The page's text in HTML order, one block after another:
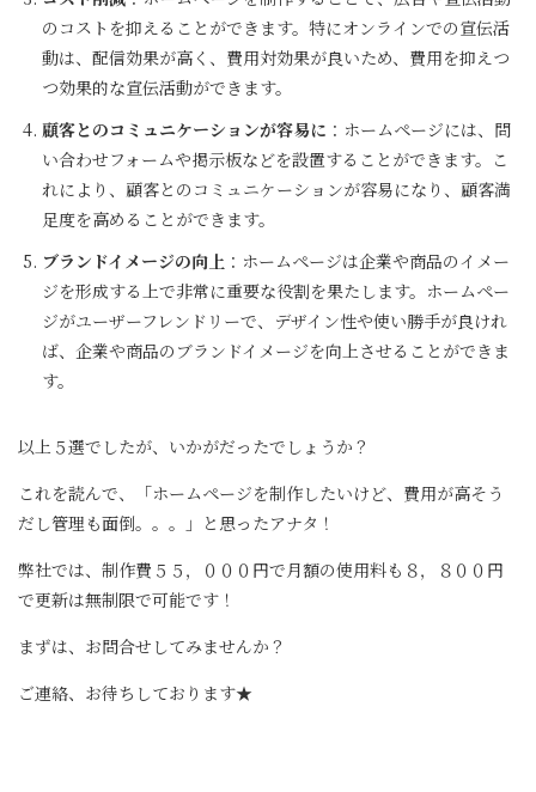
のコストを抑えることができます。特にオンラインでの宣伝活
動は、配信効果が高く、費用対効果が良いため、費用を抑えつ
つ効果的な宣伝活動ができます。
顧客とのコミュニケーションが容易に ：ホームページには、問
い合わせフォームや掲示板などを設置することができます。こ
れにより、顧客とのコミュニケーションが容易になり、顧客満
足度を高めることができます。
ブランドイメージの向上 ：ホームページは企業や商品のイメー
ジを形成する上で非常に重要な役割を果たします。ホームペー
ジがユーザーフレンドリーで、デザイン性や使い勝手が良けれ
ば、企業や商品のブランドイメージを向上させることができま
す。
以上５選でしたが、いかがだったでしょうか？
これを読んで、「ホームページを制作したいけど、費用が高そう
だし管理も面倒。。。」と思ったアナタ！
弊社では、制作費５５，０００円で月額の使用料も８，８００円
で更新は無制限で可能です！
まずは、お問合せしてみませんか？
ご連絡、お待ちしております★